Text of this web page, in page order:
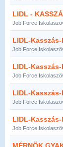
LIDL -
Job Force
LIDL-
Job Force
LIDL-
Job Force
LIDL-
Job Force
LIDL-
Job Force